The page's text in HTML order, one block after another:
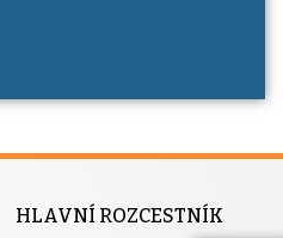
HLAVNÍ ROZCESTNÍK